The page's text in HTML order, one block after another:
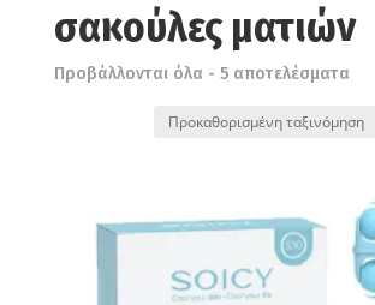
σακούλες ματιών
Προβάλλονται όλα - 5 αποτελέσματα